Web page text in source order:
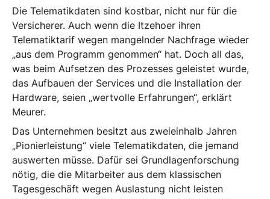
Die Telematikdaten sind kostbar, nicht nur für die
Versicherer. Auch wenn die Itzehoer ihren
Telematiktarif wegen mangelnder Nachfrage wieder
„aus dem Programm genommen“ hat. Doch all das,
was beim Aufsetzen des Prozesses geleistet wurde,
das Aufbauen der Services und die Installation der
Hardware, seien „wertvolle Erfahrungen“, erklärt
Meurer.
Das Unternehmen besitzt aus zweieinhalb Jahren
„Pionierleistung“ viele Telematikdaten, die jemand
auswerten müsse. Dafür sei Grundlagenforschung
nötig, die die Mitarbeiter aus dem klassischen
Tagesgeschäft wegen Auslastung nicht leisten